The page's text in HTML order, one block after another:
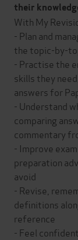
their
With My
- Plan and
the topic-by-
- Practise the
skills they
answers for
- Understand
comparing
commentary
- Improve
preparation
avoid
- Revise,
definitions
reference
- Feel